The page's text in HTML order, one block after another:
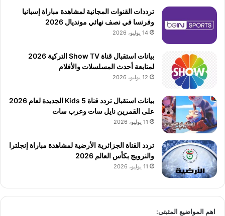
ترددات القنوات المجانية لمشاهدة مباراة إسبانيا
وفرنسا في نصف نهائي مونديال 2026
14 يوليو، 2026
بيانات استقبال قناة Show TV التركية 2026
لمتابعة أحدث المسلسلات والأفلام
12 يوليو، 2026
بيانات استقبال تردد قناة 5 Kids الجديدة لعام 2026
على القمرين نايل سات وعرب سات
11 يوليو، 2026
تردد القناة الجزائرية الأرضية لمشاهدة مباراة إنجلترا
والنرويج بكأس العالم 2026
11 يوليو، 2026
اهم المواضيع المثبتى: